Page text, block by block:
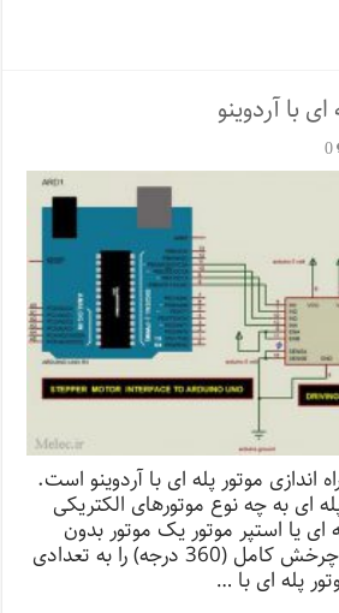
با آردوینو
0
اندازی موتور پله ای با آردوینو است.
ای به چه نوع موتورهای الکتریکی
ای یا استپر موتور یک موتور بدون
جاروبک است که یک چرخش کامل (360 درجه) را به تعدادی
پله ای با …